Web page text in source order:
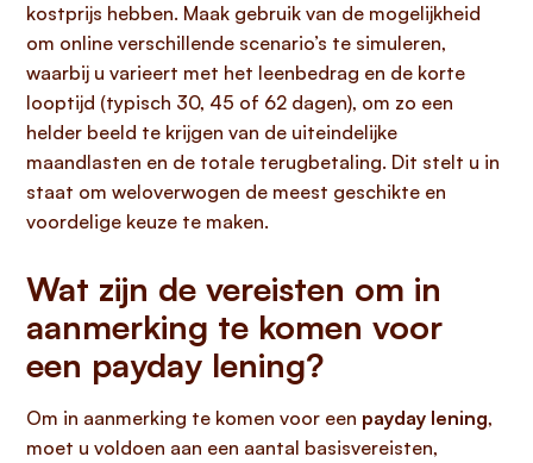
kostprijs hebben. Maak gebruik van de mogelijkheid
om online verschillende scenario’s te simuleren,
waarbij u varieert met het leenbedrag en de korte
looptijd (typisch 30, 45 of 62 dagen), om zo een
helder beeld te krijgen van de uiteindelijke
maandlasten en de totale terugbetaling. Dit stelt u in
staat om weloverwogen de meest geschikte en
voordelige keuze te maken.
Wat zijn de vereisten om in
aanmerking te komen voor
een payday lening?
Om in aanmerking te komen voor een payday lening,
moet u voldoen aan een aantal basisvereisten,